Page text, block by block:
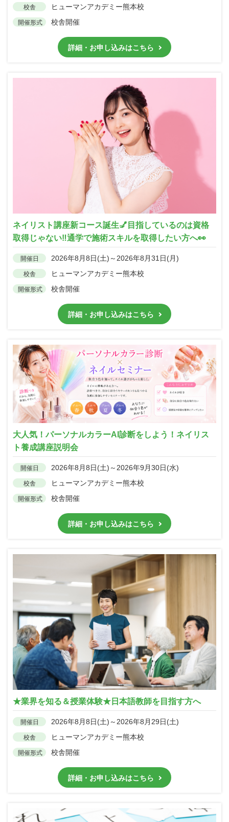
校舎 ヒューマンアカデミー熊本校
開催形式 校舎開催
詳細・お申し込みはこちら
ネイリスト講座新コース誕生💅目指しているのは資格
取得じゃない‼通学で施術スキルを取得したい方へ👀
開催日 2026年8月8日(土)～2026年8月31日(月)
校舎 ヒューマンアカデミー熊本校
開催形式 校舎開催
詳細・お申し込みはこちら
大人気！パーソナルカラーAI診断をしよう！ネイリス
ト養成講座説明会
開催日 2026年8月8日(土)～2026年9月30日(水)
校舎 ヒューマンアカデミー熊本校
開催形式 校舎開催
詳細・お申し込みはこちら
★業界を知る＆授業体験★日本語教師を目指す方へ
開催日 2026年8月8日(土)～2026年8月29日(土)
校舎 ヒューマンアカデミー熊本校
開催形式 校舎開催
詳細・お申し込みはこちら